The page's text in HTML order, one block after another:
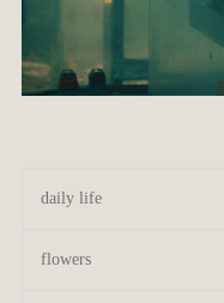
daily life
flowers